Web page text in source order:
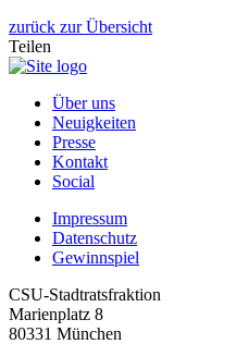
zurück zur Übersicht
Teilen
Über uns
Neuigkeiten
Presse
Kontakt
Social
Impressum
Datenschutz
Gewinnspiel
CSU-Stadtratsfraktion
Marienplatz 8
80331 München